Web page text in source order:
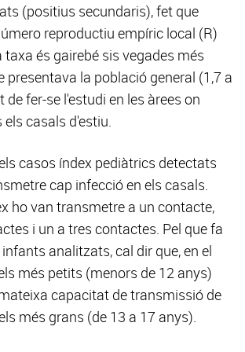
(positius secundaris), fet que
reproductiu empíric local (R)
taxa és gairebé sis vegades més
presentava la població general (1,7 a
de fer-se l'estudi en les àrees on
casals d'estiu.
casos índex pediàtrics detectats
cap infecció en els casals.
ho van transmetre a un contacte,
i un a tres contactes. Pel que fa
analitzats, cal dir que, en el
més petits (menors de 12 anys)
capacitat de transmissió de
més grans (de 13 a 17 anys).